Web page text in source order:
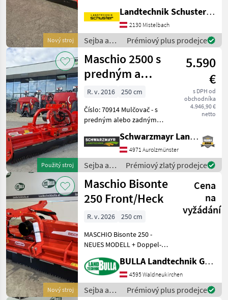
Nový stroj
Seitenverschiebung, ca.
400mm Doppel-
Dreipunktbock Kat II
Getriebe 1000 UpM mit
integriert
Landtechnik Schuster Niederlassung Mistelbach
2130 Mistelbach
Sejba a
starostlivosť
o plodinu
/ Maschio
Prémiový plus prodejce
Použitý stroj
Maschio 2500 s
predným a
zadným
závesom a
bočným
posunom
5.590
€
s DPH od
obchodníka
4.946,90 €
netto
R. v. 2016
250 cm
Číslo: 70914 Mulčovač - s
predným alebo zadným
hydraulickým bočným
posunom - s oporným
valcom - s pracovnou
šírkou 2, 5 m - s
trojbodovým upevnením -
Schwarzmayr Landtechnik GmbH - Aurolzmünster
4971 Aurolzmünster
Sejba a
starostlivosť
o plodinu
/ Maschio
Prémiový zlatý prodejce
Nový stroj
Maschio Bisonte
250 Front/Heck
Cena
na
vyžádání
R. v. 2026
250 cm
MASCHIO Bisonte 250 -
NEUES MODELL + Doppel-
(Front- und Heckanbau) mit
hydraulischer Verschiebung
ca. 400 mm + Getriebe 1.000
UpM mit integri
BULLA Landtechnik GmbH
4595 Waldneukirchen
Sejba a
Prémiový plus prodejce